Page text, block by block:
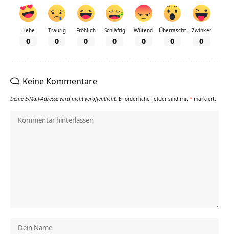
Liebe
0
Traurig
0
Fröhlich
0
Schläfrig
0
Wütend
0
Überrascht
0
Zwinker
0
Keine Kommentare
Deine E-Mail-Adresse wird nicht veröffentlicht. Erforderliche Felder sind mit * markiert.